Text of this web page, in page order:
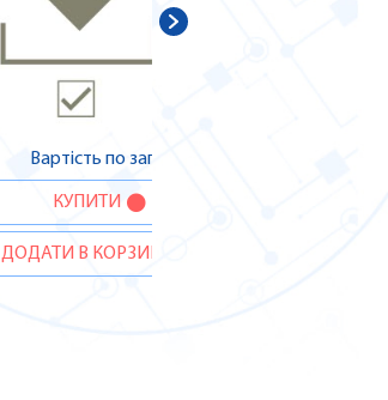
Вартість по запиту
КУПИТИ
ДОДАТИ В КОРЗИНУ